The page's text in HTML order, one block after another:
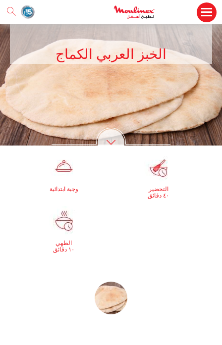
الخبز العربي الكماج
وجبة ابتدائية
التحضير
٤٠ دقائق
الطهي
١٠ دقائق